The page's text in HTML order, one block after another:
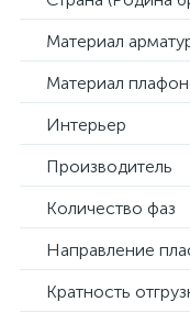
Материал
Материал
Интерьер
Производитель
Количество фаз
Направление
Кратность